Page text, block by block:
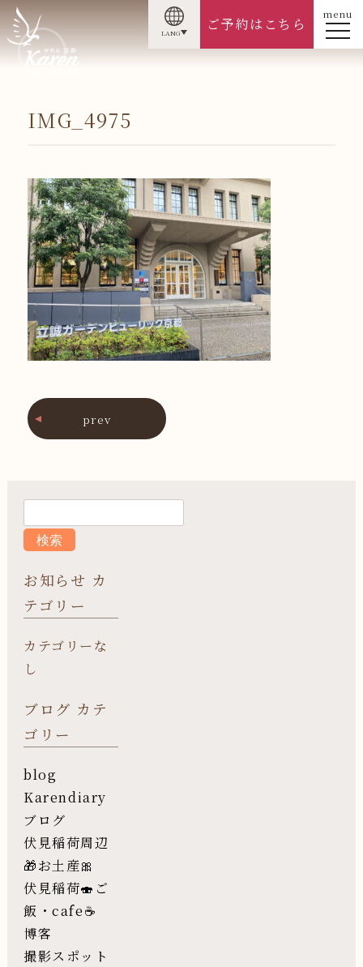
menu
ご予約はこちら
LANG
IMG_4975
prev
お知らせ カ
テゴリー
カテゴリーな
し
ブログ カテ
ゴリー
blog
Karendiary
ブログ
伏見稲荷周辺
🎁お土産🎀
伏見稲荷🍣ご
飯・cafe☕️
博客
撮影スポット